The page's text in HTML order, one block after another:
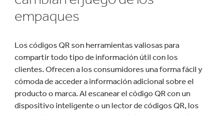
empaques
Los códigos QR son herramientas valiosas para
compartir todo tipo de información útil con los
clientes. Ofrecen a los consumidores una forma fácil y
cómoda de acceder a información adicional sobre el
producto o marca. Al escanear el código QR con un
dispositivo inteligente o un lector de códigos QR, los